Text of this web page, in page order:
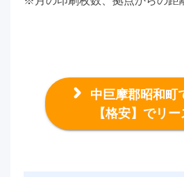
中巨摩郡昭和町
【格安】でリ